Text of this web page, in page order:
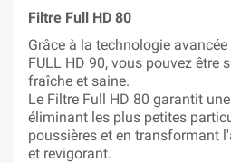
Filtre Full HD 80
Grâce à la technologie
FULL HD 90, vous pouvez être
fraîche et saine.
Le Filtre Full HD 80 garantit
éliminant les plus petites
poussières et en transformant
et revigorant.